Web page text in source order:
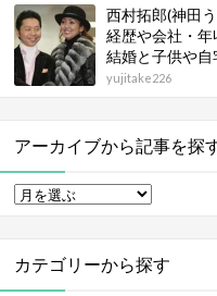
西村拓郎(神田
経歴や会社・年
結婚と子供や
yujitake226
アーカイブから記事を探
カテゴリーから探す